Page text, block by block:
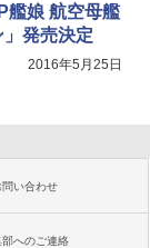
艦娘 航空母艦
」発売決定
2016年5月25日
問い合わせ
部へのご連絡